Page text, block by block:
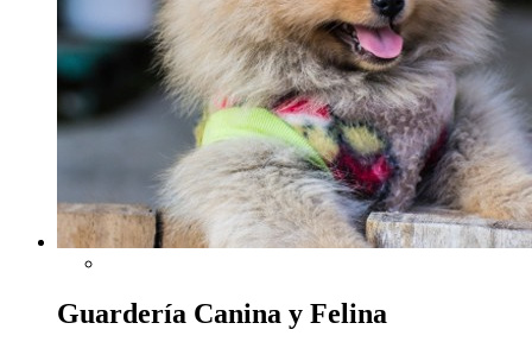
Guardería Canina y Felina